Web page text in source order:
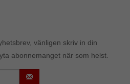
vänligen skriv in din
abonnemanget när som helst.